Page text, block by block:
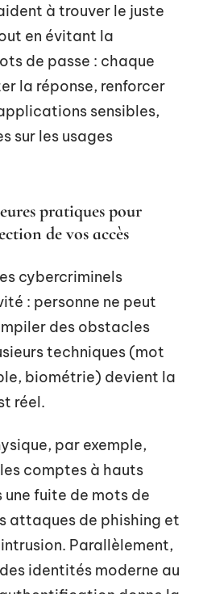
à trouver le juste
en évitant la
de passe : chaque
la réponse, renforcer
sensibles,
sur les usages
pratiques pour
de vos accès
cybercriminels
: personne ne peut
des obstacles
techniques (mot
biométrie) devient la
réel.
par exemple,
comptes à hauts
une fuite de mots de
attaques de phishing et
Parallèlement,
identités moderne au